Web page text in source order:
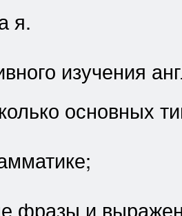
я.
изучения
основных
фразы и